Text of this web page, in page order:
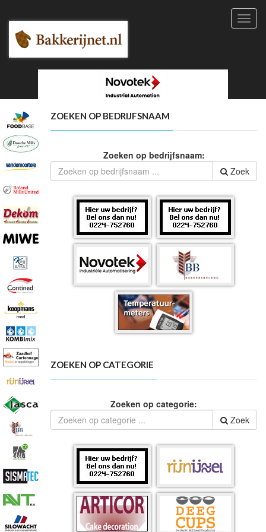
ZOEKEN OP BEDRIJFSNAAM
Zoeken op bedrijfsnaam:
Zoek
ZOEKEN OP CATEGORIE
Zoeken op categorie:
Zoek